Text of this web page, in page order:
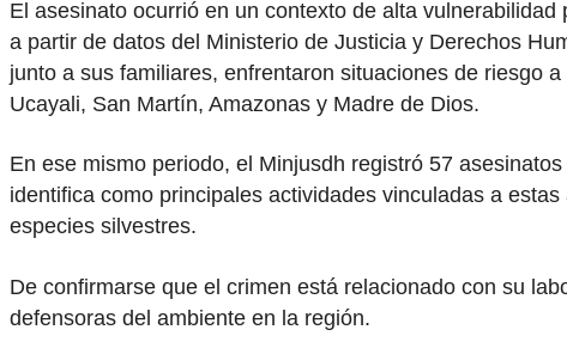
El asesinato ocurrió en un contexto de alta
a partir de datos del Ministerio de Justicia y Derechos
junto a sus familiares, enfrentaron situaciones de riesgo
Ucayali, San Martín, Amazonas y Madre de Dios.
En ese mismo periodo, el Minjusdh registró 57
identifica como principales actividades vinculadas a
especies silvestres.
De confirmarse que el crimen está relacionado con su
defensoras del ambiente en la región.